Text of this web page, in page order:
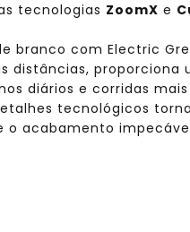
tecnologias ZoomX e
branco com Electric
distâncias, proporciona
diários e corridas
tecnológicos
o acabamento